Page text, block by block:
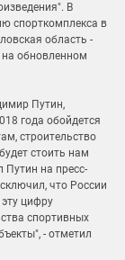
В
спорткомплекса в
область -
на обновленном
Путин,
года обойдется
строительство
стоить нам
Путин на пресс-
что России
цифру
спортивных
- отметил